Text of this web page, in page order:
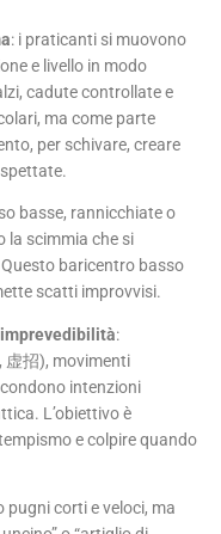
: i praticanti si muovono
e livello in modo
cadute controllate e
ma come parte
per schivare, creare
basse, rannicchiate o
la scimmia che si
baricentro basso
scatti improvvisi.
imprevedibilità:
, 虚招), movimenti
intenzioni
L’obiettivo è
e colpire quando
pugni corti e veloci, ma